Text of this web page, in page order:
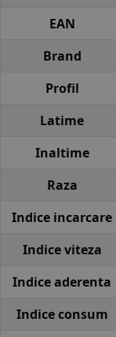
EAN
Brand
Profil
Latime
Inaltime
Raza
Indice incarcare
Indice viteza
Indice aderenta
Indice consum